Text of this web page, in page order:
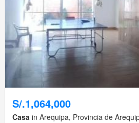
S/.1,064,000
Casa in Arequipa, Provincia de